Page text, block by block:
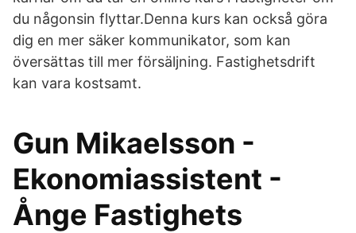
du någonsin flyttar.Denna kurs kan också göra
dig en mer säker kommunikator, som kan
översättas till mer försäljning. Fastighetsdrift
kan vara kostsamt.
Gun Mikaelsson -
Ekonomiassistent -
Ånge Fastighets